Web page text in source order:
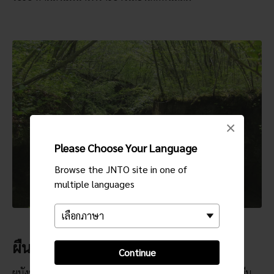
Please Choose Your Language
Browse the JNTO site in one of
multiple languages
Continue
×
ผืนพรมเขียวชอุ่ม